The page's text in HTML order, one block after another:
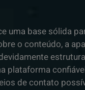
uma base sólida
o conteúdo, a
plataforma
de contato